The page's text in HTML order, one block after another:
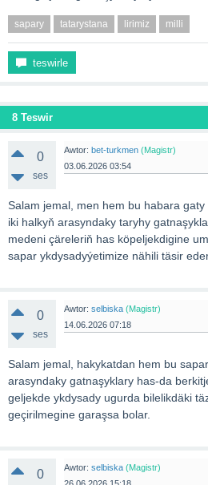
sapary tatarystana lirimiz milli
teswirle
8 Teswir
0
ses
Awtor: bet-turkmen (Magistr)
03.06.2026 03:54
Salam jemal, men hem bu habara
iki halkyň arasyndaky taryhy
medeni çäreleriň has köpeljekdigine
sapar ykdysadyýetimize nähili täsir
0
ses
Awtor: selbiska (Magistr)
14.06.2026 07:18
Salam jemal, hakykatdan hem bu
arasyndaky gatnaşyklary has-da
geljekde ykdysady ugurda bilelikdäki
geçirilmegine garaşsa bolar.
0 Awtor: selbiska (Magistr)